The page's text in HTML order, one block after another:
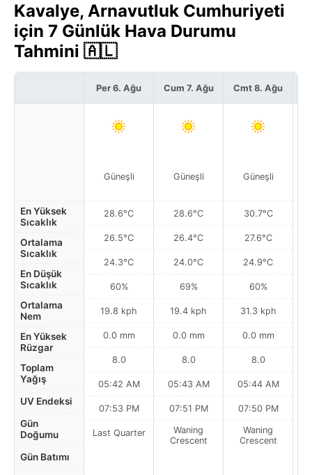
Kavalye, Arnavutluk Cumhuriyeti
için 7 Günlük Hava Durumu
Tahmini 🇦🇱
En Yüksek
Sıcaklık
Ortalama
Sıcaklık
En Düşük
Sıcaklık
Ortalama
Nem
En Yüksek
Rüzgar
Toplam
Yağış
UV Endeksi
Gün
Doğumu
Gün Batımı
Per 6. Ağu
Güneşli
28.6°C
26.5°C
24.3°C
60%
19.8 kph
0.0 mm
8.0
05:42 AM
07:53 PM
Last Quarter
Cum 7. Ağu
Güneşli
28.6°C
26.4°C
24.0°C
69%
19.4 kph
0.0 mm
8.0
05:43 AM
07:51 PM
Waning
Crescent
Cmt 8. Ağu
Güneşli
30.7°C
27.6°C
24.9°C
60%
31.3 kph
0.0 mm
8.0
05:44 AM
07:50 PM
Waning
Crescent